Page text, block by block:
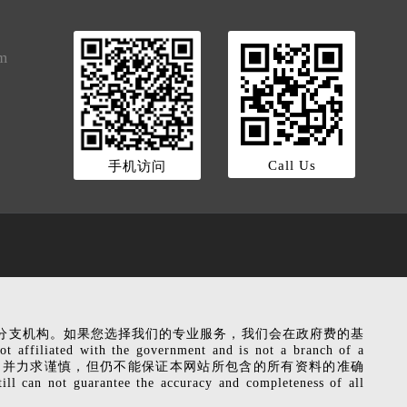
手机访问 Call Us
机构。如果您选择我们的专业服务，我们会在政府费的基
affiliated with the government and is not a branch of a
力求谨慎，但仍不能保证本网站所包含的所有资料的准确
not guarantee the accuracy and completeness of all